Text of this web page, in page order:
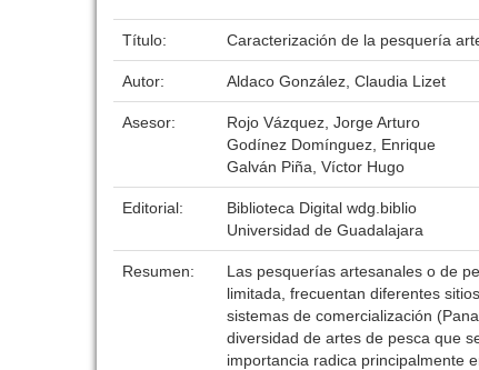
Título: Caracterización de la pesquería
Autor: Aldaco González, Claudia Lizet
Asesor:
Rojo Vázquez, Jorge Arturo
Godínez Domínguez, Enrique
Galván Piña, Víctor Hugo
Editorial:
Biblioteca Digital wdg.biblio
Universidad de Guadalajara
Resumen:
Las pesquerías artesanales o de
limitada, frecuentan diferentes
sistemas de comercialización
diversidad de artes de pesca que
importancia radica principalmente